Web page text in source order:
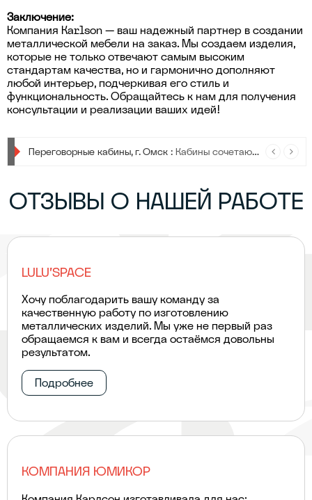
Заключение:
Компания Karlson — ваш надежный партнер в создании
металлической мебели на заказ. Мы создаем изделия,
которые не только отвечают самым высоким
стандартам качества, но и гармонично дополняют
любой интерьер, подчеркивая его стиль и
функциональность. Обращайтесь к нам для получения
консультации и реализации ваших идей!
Урны для мусора :Урны для мусора — стильные, прочные и удобные, чтобы сделать сортировку отходов проще и привлекательнее в любом пространстве.
Переговорные кабины, г. Омск : Кабины сочетают в себе современный дизайн, передовые технологии и максимальную функциональность.
ОТЗЫВЫ О НАШЕЙ РАБОТЕ
LULU'SPACE
Хочу поблагодарить вашу команду за
качественную работу по изготовлению
металлических изделий. Мы уже не первый раз
обращаемся к вам и всегда остаёмся довольны
результатом.
Подробнее
КОМПАНИЯ ЮМИКОР